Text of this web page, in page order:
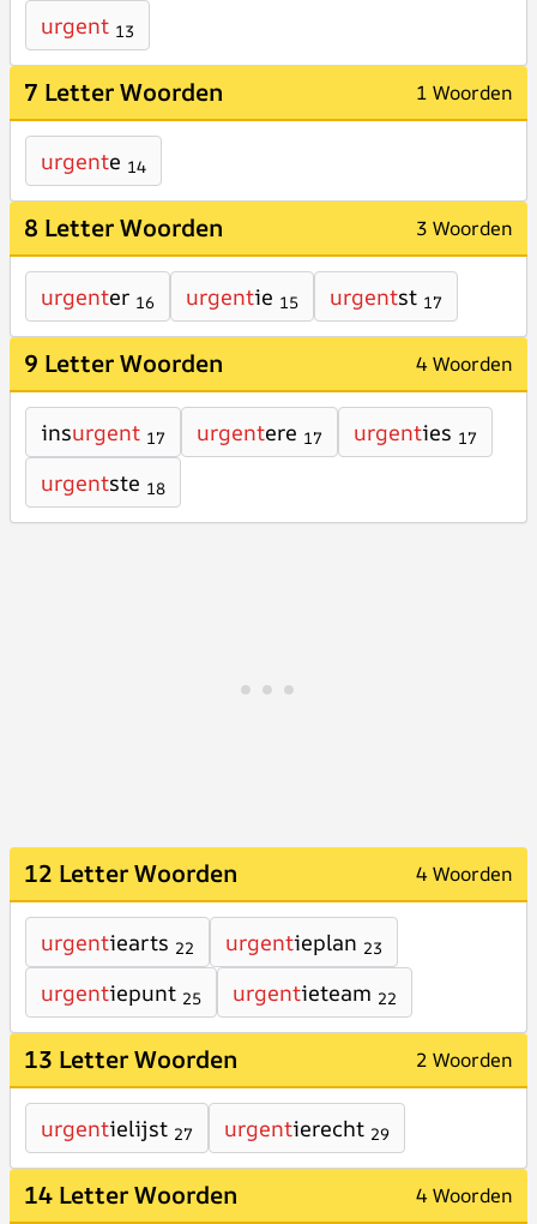
urgent 13
7 Letter Woorden 1 Woorden
urgente 14
8 Letter Woorden 3 Woorden
urgenter 16 urgentie 15 urgentst 17
9 Letter Woorden 4 Woorden
insurgent 17 urgentere 17 urgenties 17
urgentste 18
12 Letter Woorden 4 Woorden
urgentiearts 22 urgentieplan 23
urgentiepunt 25 urgentieteam 22
13 Letter Woorden 2 Woorden
urgentielijst 27 urgentierecht 29
14 Letter Woorden 4 Woorden